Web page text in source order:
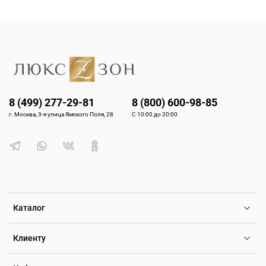
Каталог
Клиенту
8 (499) 277-29-81
г. Москва, 3-я улица Ямского Поля, 28
8 (800) 600-98-85
С 10:00 до 20:00